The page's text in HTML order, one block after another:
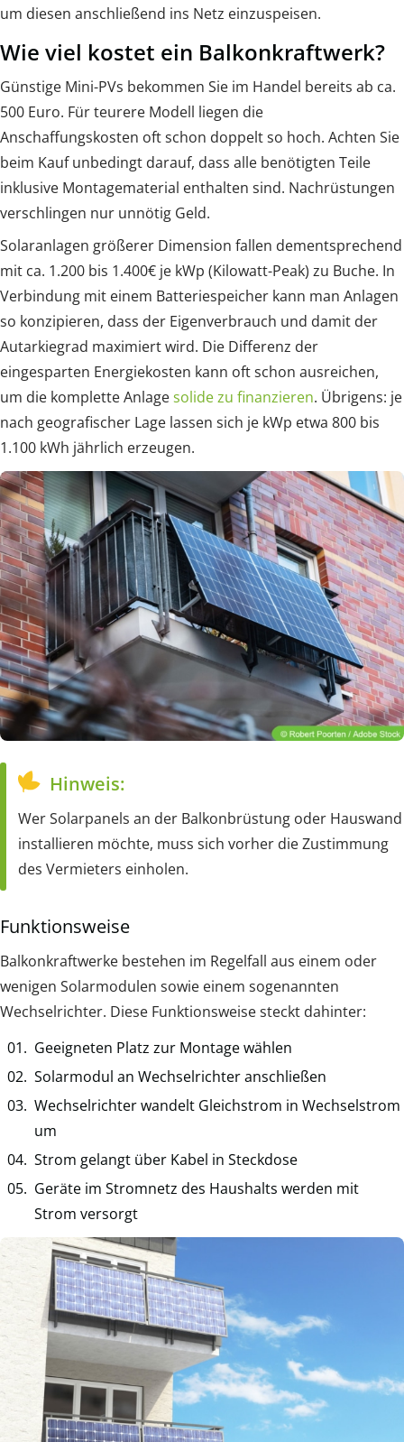
um diesen anschließend ins Netz einzuspeisen.
Wie viel kostet ein Balkonkraftwerk?
Günstige Mini-PVs bekommen Sie im Handel bereits ab ca.
500 Euro. Für teurere Modell liegen die
Anschaffungskosten oft schon doppelt so hoch. Achten Sie
beim Kauf unbedingt darauf, dass alle benötigten Teile
inklusive Montagematerial enthalten sind. Nachrüstungen
verschlingen nur unnötig Geld.
Solaranlagen größerer Dimension fallen dementsprechend
mit ca. 1.200 bis 1.400€ je kWp (Kilowatt-Peak) zu Buche. In
Verbindung mit einem Batteriespeicher kann man Anlagen
so konzipieren, dass der Eigenverbrauch und damit der
Autarkiegrad maximiert wird. Die Differenz der
eingesparten Energiekosten kann oft schon ausreichen,
um die komplette Anlagesolide zu finanzieren. Übrigens: je
nach geografischer Lage lassen sich je kWp etwa 800 bis
1.100 kWh jährlich erzeugen.
Hinweis:
Wer Solarpanels an der Balkonbrüstung oder Hauswand
installieren möchte, muss sich vorher die Zustimmung
des Vermieters einholen.
Funktionsweise
Balkonkraftwerke bestehen im Regelfall aus einem oder
wenigen Solarmodulen sowie einem sogenannten
Wechselrichter. Diese Funktionsweise steckt dahinter:
Geeigneten Platz zur Montage wählen
Solarmodul an Wechselrichter anschließen
Wechselrichter wandelt Gleichstrom in Wechselstrom
um
Strom gelangt über Kabel in Steckdose
Geräte im Stromnetz des Haushalts werden mit
Strom versorgt